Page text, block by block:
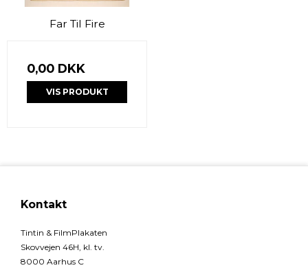
Far Til Fire
0,00 DKK
VIS PRODUKT
Kontakt
Tintin & FilmPlakaten
Skovvejen 46H, kl. tv.
8000 Aarhus C